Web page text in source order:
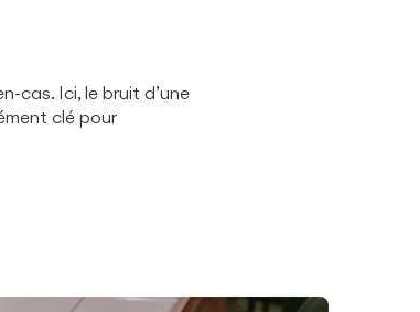
cas. Ici, le bruit d’une
clé pour